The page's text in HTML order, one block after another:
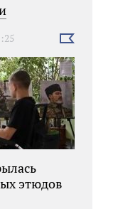
Выбрать
этюдов